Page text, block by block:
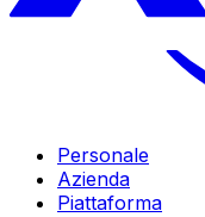
Personale
Azienda
Piattaforma